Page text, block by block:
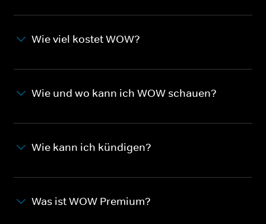
Wie viel kostet WOW?
Wie und wo kann ich WOW schauen?
Wie kann ich kündigen?
Was ist WOW Premium?